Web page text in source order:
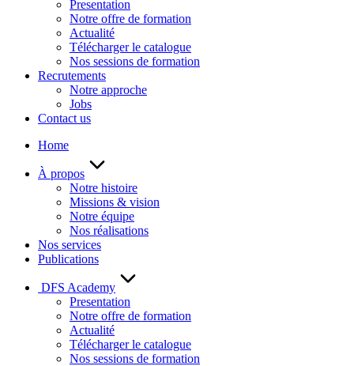
Presentation
Notre offre de formation
Actualité
Télécharger le catalogue
Nos sessions de formation
Recrutements
Notre approche
Jobs
Contact us
Home
À propos
Notre histoire
Missions & vision
Notre équipe
Nos réalisations
Nos services
Publications
DFS Academy
Presentation
Notre offre de formation
Actualité
Télécharger le catalogue
Nos sessions de formation